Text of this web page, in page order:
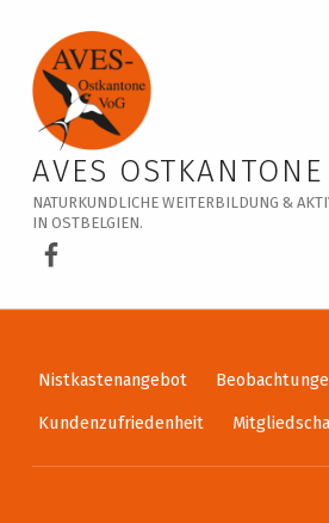
Veranstaltungskalender – AVES Ostkantone VoG
AVES
NATURKUNDLICHE WEITERBILDUNG &
IN OSTBELGIEN.
AVES Ostkantone bei
Nistkastenangebot
Kundenzufriedenheit